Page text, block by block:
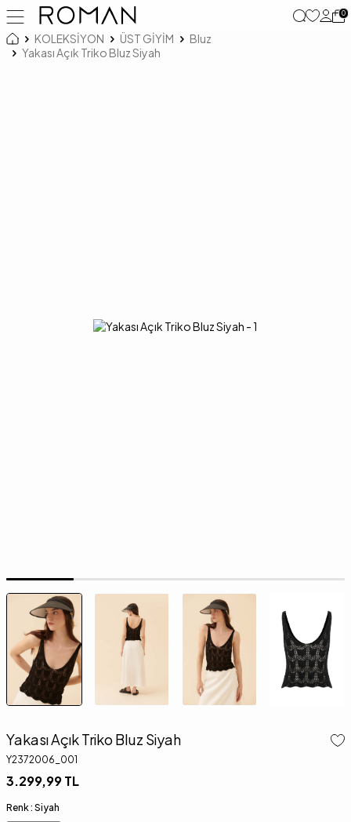
0
KOLEKSİYON ÜST GİYİM
Bluz
Yakası Açık Triko Bluz Siyah
Yakası Açık Triko Bluz Siyah
Y2372006_001
3.299,99TL
Renk : Siyah